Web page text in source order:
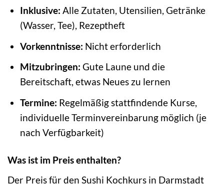
Inklusive: Alle Zutaten, Utensilien, Getränke
(Wasser, Tee), Rezeptheft
Vorkenntnisse: Nicht erforderlich
Mitzubringen: Gute Laune und die
Bereitschaft, etwas Neues zu lernen
Termine: Regelmäßig stattfindende Kurse,
individuelle Terminvereinbarung möglich (je
nach Verfügbarkeit)
Was ist im Preis enthalten?
Der Preis für den Sushi Kochkurs in Darmstadt